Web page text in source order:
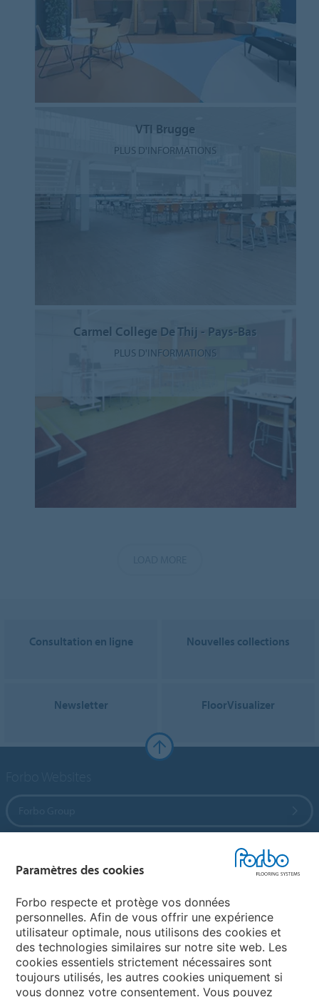
VTI Brugge
PLUS D'INFORMATIONS
Carmel College De Thij - Pays-Bas
PLUS D'INFORMATIONS
Consultation en ligne Nouvelles collections
Newsletter FloorVisualizer
Sélectionnez un pays
Sélectionnez votre pays
Paramètres des cookies
Forbo respecte et protège vos données
personnelles. Afin de vous offrir une expérience
utilisateur optimale, nous utilisons des cookies et
des technologies similaires sur notre site web. Les
cookies essentiels strictement nécessaires sont
toujours utilisés, les autres cookies uniquement si
vous donnez votre consentement. Vous pouvez